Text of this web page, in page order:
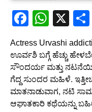
F
c
e
b
o
W
at
s
A
p
X
h
Actress Urvashi
ಊರ್ವಶಿ ಬಗ್ಗೆ ಹೆಚ್ಚು
ಸೌಂದರ್ಯ ಮತ್ತು
ಗೆದ್ದ ಸುಂದರ ಮಹಿಳೆ.
ಮಾತನಾಡುವಾಗ, ನಟಿ
ಆಘಾತಕಾರಿ ಕಥೆಯನ್ನು